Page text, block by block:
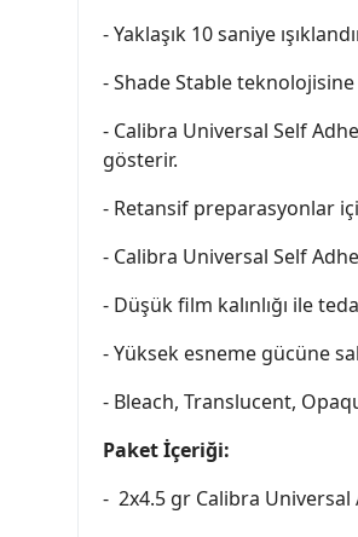
- Yaklaşık 10 saniye
- Shade Stable
- Calibra Universal Self
gösterir.
- Retansif preparasyonlar
- Calibra Universal Self
- Düşük film kalınlığı ile
- Yüksek esneme gücüne
- Bleach, Translucent,
Paket İçeriği:
- 2x4.5 gr Calibra Universal